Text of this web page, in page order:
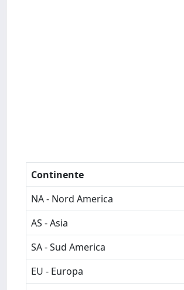
Continente
NA - Nord America
AS - Asia
SA - Sud America
EU - Europa